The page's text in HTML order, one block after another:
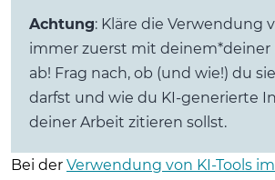
Achtung: Kläre die Verwendung
immer zuerst mit deinem*deiner
ab! Frag nach, ob (und wie!) du
darfst und wie du KI-generierte
deiner Arbeit zitieren sollst.
Bei der Verwendung von KI-Tools